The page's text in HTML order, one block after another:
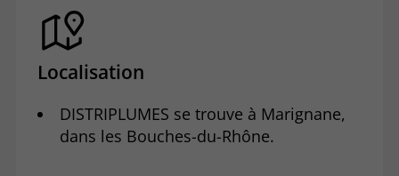
Localisation
DISTRIPLUMES se trouve à Marignane,
dans les Bouches-du-Rhône.